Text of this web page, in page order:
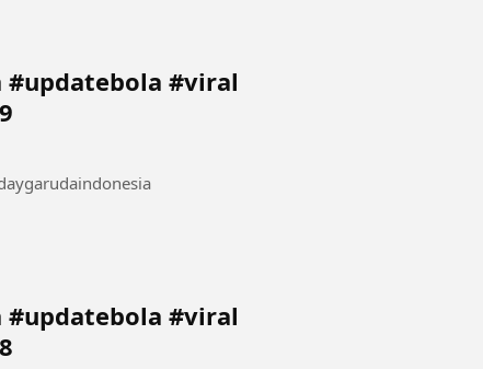
#updatebola #viral
#updatebola #viral